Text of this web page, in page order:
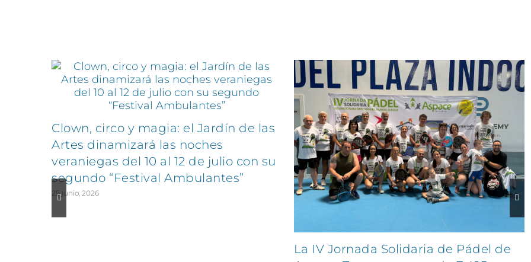
Clown, circo y magia: el Jardín de las
Artes dinamizará las noches
veraniegas del 10 al 12 de julio con su
segundo “Festival Ambulantes”
25 junio, 2026
La IV Jornada Solidaria de Pádel de